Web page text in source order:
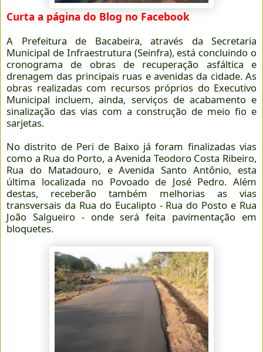
Curta a página do Blog no Facebook
A Prefeitura de Bacabeira, através da Secretaria
Municipal de Infraestrutura (Seinfra), está concluindo o
cronograma de obras de recuperação asfáltica e
drenagem das principais ruas e avenidas da cidade. As
obras realizadas com recursos próprios do Executivo
Municipal incluem, ainda, serviços de acabamento e
sinalização das vias com a construção de meio fio e
sarjetas.
No distrito de Peri de Baixo já foram finalizadas vias
como a Rua do Porto, a Avenida Teodoro Costa Ribeiro,
Rua do Matadouro, e Avenida Santo Antônio, esta
última localizada no Povoado de José Pedro. Além
destas, receberão também melhorias as vias
transversais da Rua do Eucalipto - Rua do Posto e Rua
João Salgueiro - onde será feita pavimentação em
bloquetes.